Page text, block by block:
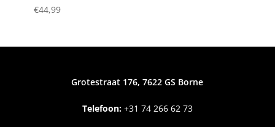
€44,99
Grotestraat 176, 7622 GS Borne
Telefoon:+31 74 266 62 73